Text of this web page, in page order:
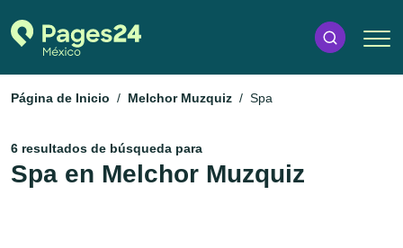
Página de Inicio Melchor Muzquiz Spa
6 resultados de búsqueda para
Spa en Melchor Muzquiz